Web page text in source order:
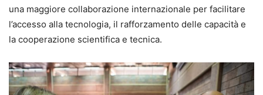
una maggiore collaborazione internazionale per facilitare
l’accesso alla tecnologia, il rafforzamento delle capacità e
la cooperazione scientifica e tecnica.